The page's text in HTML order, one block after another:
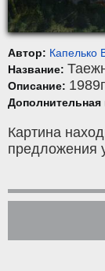
Автор: Капелько
Название:
Описание:
Картина
предложения